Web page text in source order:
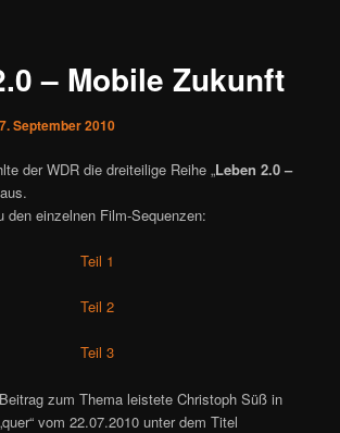
– Mobile Zukunft
September 2010
der WDR die dreiteilige Reihe „Leben 2.0 –
den einzelnen Film-Sequenzen:
Teil 1
Teil 2
Teil 3
zum Thema leistete Christoph Süß in
vom 22.07.2010 unter dem Titel